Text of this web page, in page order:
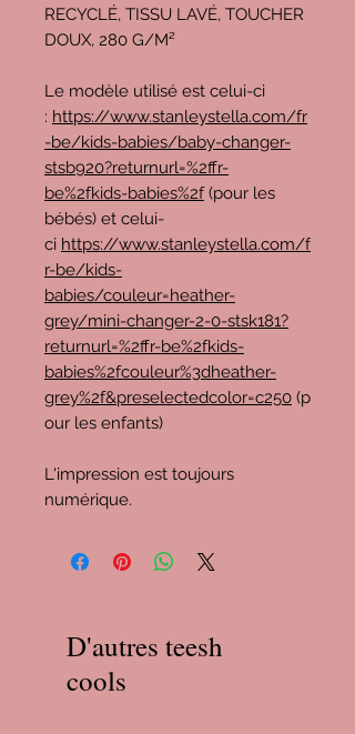
RECYCLÉ, TISSU LAVÉ, TOUCHER
DOUX, 280 G/M²
Le modèle utilisé est celui-ci
: https://www.stanleystella.com/fr
-be/kids-babies/baby-changer-
stsb920?returnurl=%2ffr-
be%2fkids-babies%2f(pour les
bébés) et celui-
ci https://www.stanleystella.com/f
r-be/kids-
babies/couleur=heather-
grey/mini-changer-2-0-stsk181?
returnurl=%2ffr-be%2fkids-
babies%2fcouleur%3dheather-
grey%2f&preselectedcolor=c250 (p
our les enfants)
L'impression est toujours
numérique.
D'autres teesh
cools